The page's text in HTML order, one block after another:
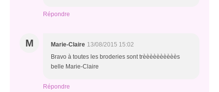
Répondre
M Marie-Claire 13/08/2015 15:02
Bravo à toutes les broderies sont trèèèèèèèèèès
belle Marie-Claire
Répondre